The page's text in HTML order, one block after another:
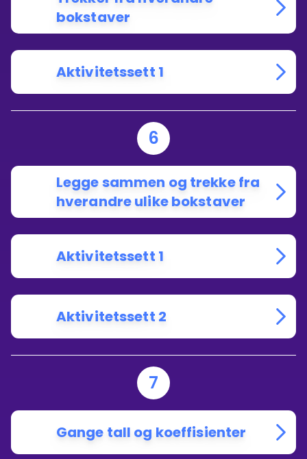
bokstaver
Aktivitetssett 1
6
Legge sammen og trekke fra
hverandre ulike bokstaver
Aktivitetssett 1
Aktivitetssett 2
7
Gange tall og koeffisienter